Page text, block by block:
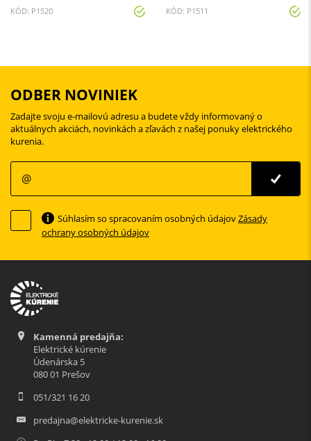
KÓD: P1520 KÓD: P1511
ODBER NOVINIEK
Zadajte svoju e-mailovú adresu a budete vždy informovaný o
aktuálnych akciách, novinkách a zľavách z našej ponuky elektrického
kurenia.
Súhlasím so spracovaním osobných údajovZásady
ochrany osobných údajov
Kamenná predajňa:
Elektrické kúrenie
Údenárska 5
080 01 Prešov
051/321 16 20
predajna@elektricke-kurenie.sk